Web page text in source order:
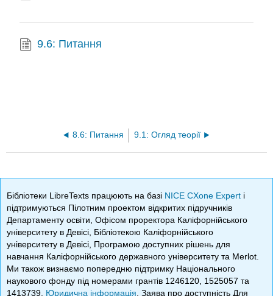
9.6: Питання
8.6: Питання 9.1: Огляд теорії
Бібліотеки LibreTexts працюють на базі NICE CXone Expert і
підтримуються Пілотним проектом відкритих підручників
Департаменту освіти, Офісом проректора Каліфорнійського
університету в Девісі, Бібліотекою Каліфорнійського
університету в Девісі, Програмою доступних рішень для
навчання Каліфорнійського державного університету та Merlot.
Ми також визнаємо попередню підтримку Національного
наукового фонду під номерами грантів 1246120, 1525057 та
1413739. Юридична інформація . Заява про доступність Для